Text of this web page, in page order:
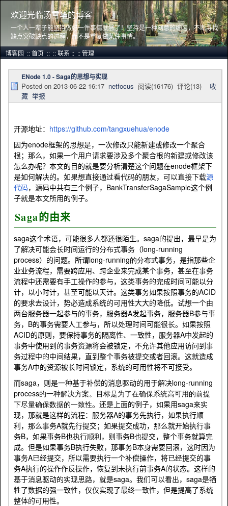
欢迎光临汤雪华的博客
一个人一辈子能坚持做好一件事情就够了！坚持是一种刻意的练习，不断寻找
缺点突破缺点的过程，而不是重复做某件事情。
博客园::首页::::联系::::管理
ENode 1.0 - Saga的思想与实现
Posted on 2013-06-22 16:17 netfocus 阅读(16176) 评论(13) 收
藏 举报
开源地址： https://github.com/tangxuehua/enode
因为enode框架的思想是，一次修改只能新建或修改一个聚合
根；那么，如果一个用户请求要涉及多个聚合根的新建或修改该
怎么办呢？本文的目的就是要分析清楚这个问题在enode框架下
是如何解决的。如果想直接通过看代码的朋友，可以直接下载源
代码，源码中共有三个例子，BankTransferSagaSample这个例
子就是本文所用的例子。
Saga的由来
saga这个术语，可能很多人都还很陌生。saga的提出，最早是为
了解决可能会长时间运行的分布式事务（long-running
process）的问题。 所谓long-running的分布式事务，是指那些企
业业务流程，需要跨应用、跨企业来完成某个事务，甚至在事务
流程中还需要有手工操作的参与，这类事务的完成时间可能以分
计，以小时计，甚至可能以天计。 这类事务如果按照事务的ACID
的要求去设计，势必造成系统的可用性大大的降低。试想一个由
两台服务器一起参与的事务，服务器A发起事务，服务器B参与事
务， B的事务需要人工参与，所以处理时间可能很长。如果按照
ACID的原则，要保持事务的隔离性、一致性，服务器A中发起的
事务中使用到的事务资源将会被锁定，不允许其他应用访问到事
务过程中的中间结果，直到整个事务被提交或者回滚。这就造成
事务A中的资源被长时间锁定，系统的可用性将不可接受。
而saga，则是一种基于补偿的消息驱动的用于解决long-running
process的一种解决方案。目标是为了在确保系统高可用的前提
下尽量确保数据的一致性。还是上面的例子，如果用saga来实
现，那就是这样的流程：服务器A的事务先执行，如果执行顺
利，那么事务A就先行提交；如果提交成功，那么就开始执行事
务B，如果事务B也执行顺利，则事务B也提交，整个事务就算完
成。但是如果事务B执行失败，那事务B本身需要回滚，这时因为
事务A已经提交，所以需要执行一个补偿操作，将已经提交的事
务A执行的操作作反操作，恢复到未执行前事务A的状态。这样的
基于消息驱动的实现思路，就是saga。我们可以看出，saga是牺
牲了数据的强一致性，仅仅实现了最终一致性，但是提高了系统
整体的可用性。